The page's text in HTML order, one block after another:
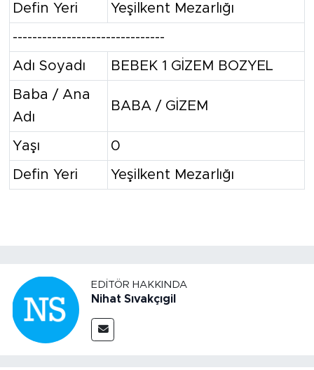
Defin Yeri Yeşilkent Mezarlığı
-------------------------------
Adı Soyadı BEBEK 1 GİZEM BOZYEL
Baba / Ana
Adı
BABA / GİZEM
Yaşı 0
Defin Yeri Yeşilkent Mezarlığı
EDITÖR HAKKINDA
Nihat Sıvakçıgil